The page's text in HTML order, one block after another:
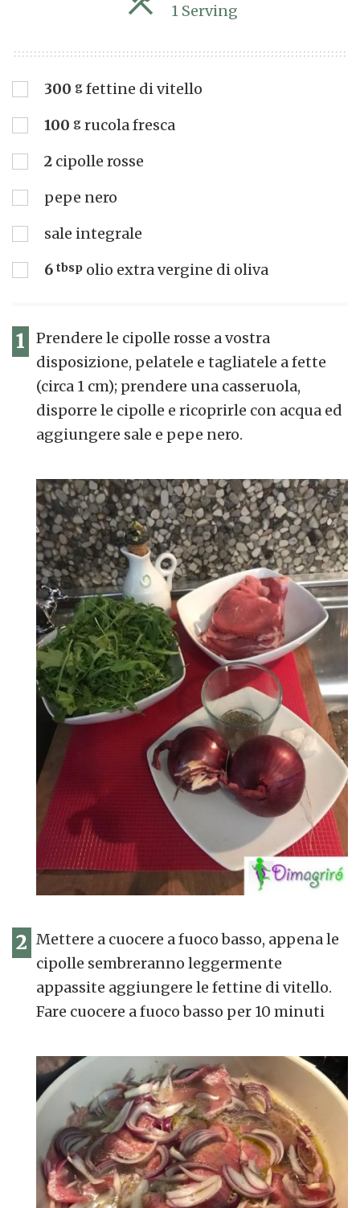
1 ServingServings
300 g fettine di vitello
100 g rucola fresca
2 cipolle rosse
pepe nero
sale integrale
6 tbsp olio extra vergine di oliva
1
Prendere le cipolle rosse a vostra
disposizione, pelatele e tagliatele a fette
(circa 1 cm); prendere una casseruola,
disporre le cipolle e ricoprirle con acqua ed
aggiungere sale e pepe nero.
2 Mettere a cuocere a fuoco basso, appena le
cipolle sembreranno leggermente
appassite aggiungere le fettine di vitello.
Fare cuocere a fuoco basso per 10 minuti